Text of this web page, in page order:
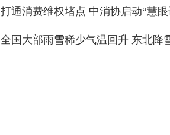
全国大部雨雪稀少气温回升 东北降